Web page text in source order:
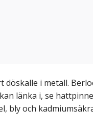
döskalle i metall.
länka i, se
bly och